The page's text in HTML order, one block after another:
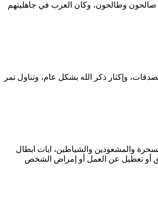
صالحون وطالحون، وكان العرب في جاهليتهم
وإكثار ذكر الله بشكل عام، وتناول تمر
والمشعوذين والشياطين، ايات ابطال
أو تعطيل عن العمل أو إمراض الشخص